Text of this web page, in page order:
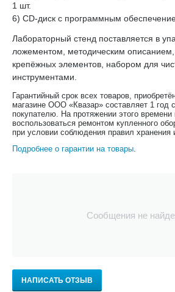
1 шт.
6) CD-диск с программным
Лабораторный стенд поставляется в
ложементом, методическим
крепёжных элементов, набором для
инструментами.
Гарантийный срок всех товаров,
магазине ООО «Квазар» составляет 1 год
покупателю. На протяжении этого
воспользоваться ремонтом купленного
при условии соблюдения правил хранения
Подробнее о гарантии на товары.
Сообщения не
НАПИСАТЬ ОТЗЫВ